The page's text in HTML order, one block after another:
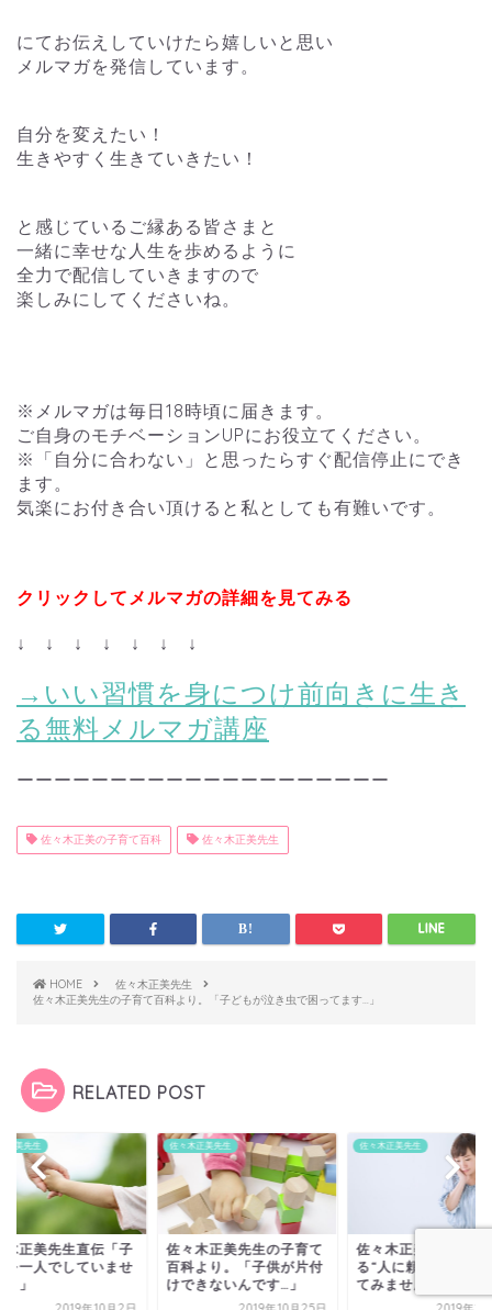
にてお伝えしていけたら嬉しいと思い
メルマガを発信しています。
自分を変えたい！
生きやすく生きていきたい！
と感じているご縁ある皆さまと
一緒に幸せな人生を歩めるように
全力で配信していきますので
楽しみにしてくださいね。
※メルマガは毎日18時頃に届きます。
ご自身のモチベーションUPにお役立てください。
※「自分に合わない」と思ったらすぐ配信停止にでき
ます。
気楽にお付き合い頂けると私としても有難いです。
クリックしてメルマガの詳細を見てみる
↓ ↓ ↓ ↓ ↓ ↓ ↓
→いい習慣を身につけ前向きに生き
る無料メルマガ講座
ーーーーーーーーーーーーーーーーーーーー
佐々木正美の子育て百科 佐々木正美先生
HOME
佐々木正美先生
佐々木正美先生の子育て百科より。「子どもが泣き虫で困ってます…」
RELATED POST
正美先生
木正美先生の子育て
より。「子供が片付
きないんです…」
佐々木正美先生
佐々木正美先生も勧め
る“人に頼る子育て"をし
てみませんか？
佐々木正美先生
佐々木正美先生直伝
育てを一人でしてい
んか？」